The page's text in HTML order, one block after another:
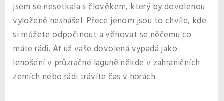
jsem se nesetkala s člověkem, který by dovolenou
vyloženě nesnášel. Přece jenom jsou to chvíle, kde
si můžete odpočinout a věnovat se něčemu co
máte rádi. Ať už vaše dovolená vypadá jako
lenošení v průzračné laguně někde v zahraničních
zemích nebo rádi trávíte čas v horách